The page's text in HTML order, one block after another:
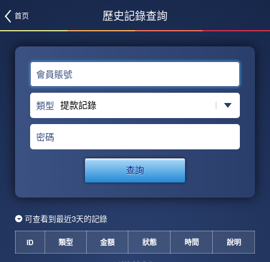
首页 歷史記錄查詢
會員賬號
類型
密碼
查詢
可查看到最近3天的記錄
ID 類型 金額 狀態 時間 說明